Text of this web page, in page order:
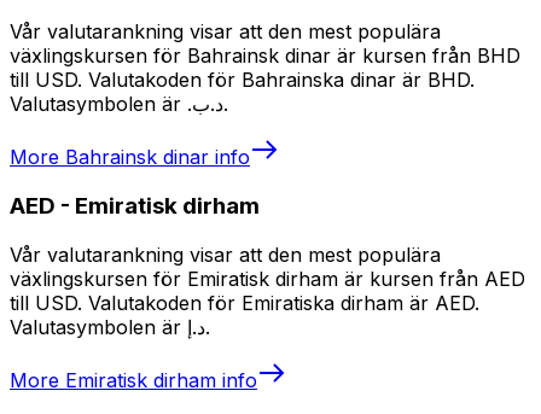
Vår valutarankning visar att den mest populära
växlingskursen för Bahrainsk dinar är kursen från BHD
till USD. Valutakoden för Bahrainska dinar är BHD.
Valutasymbolen är .د.ب.
More Bahrainsk dinar info
AED - Emiratisk dirham
Vår valutarankning visar att den mest populära
växlingskursen för Emiratisk dirham är kursen från AED
till USD. Valutakoden för Emiratiska dirham är AED.
Valutasymbolen är د.إ.
More Emiratisk dirham info